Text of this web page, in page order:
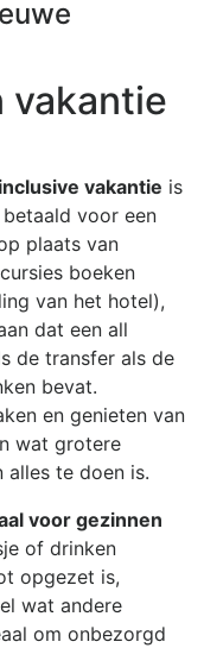
vakantie
vakantie is
voor een
plaats van
boeken
van het hotel),
dat een all
de transfer als de
bevat.
en genieten van
wat grotere
te doen is.
voor gezinnen
of drinken
opgezet is,
wat andere
om onbezorgd